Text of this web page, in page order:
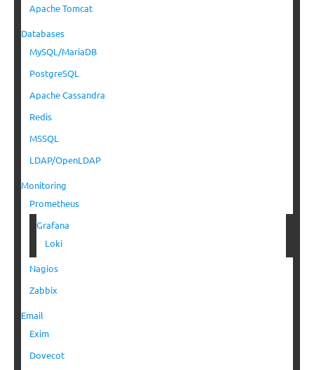
Apache Tomcat
Databases
MySQL/MariaDB
PostgreSQL
Apache Cassandra
Redis
MSSQL
LDAP/OpenLDAP
Monitoring
Prometheus
Grafana
Loki
Nagios
Zabbix
Email
Exim
Dovecot